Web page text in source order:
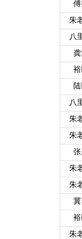
朱
八
八
朱
朱
朱
朱
朱